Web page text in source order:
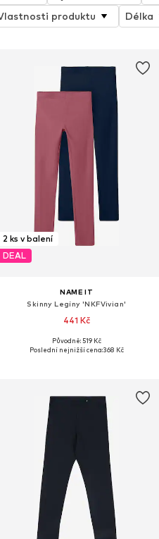
produktu
Délka
2 ks v balení
DEAL
NAME IT
Skinny Legíny 'NKFVivian'
441 Kč
+1
Dostupné v mnoha velikostech
Původně: 519 Kč
Poslední nejnižší cena:368 Kč